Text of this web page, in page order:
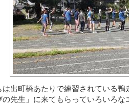
出町橋あたりで練習されている鴨
の先生」に来てもらっていろいろ